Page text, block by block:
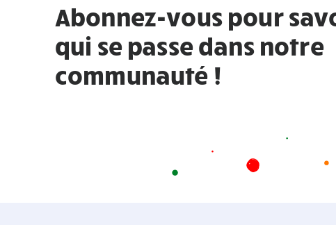
Abonnez-vous pour
qui se passe dans notre
communauté !